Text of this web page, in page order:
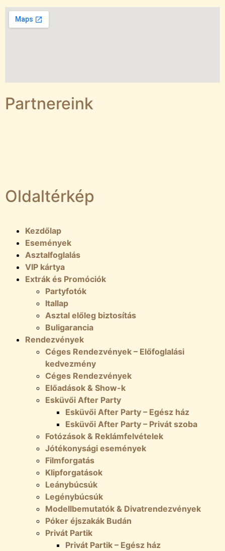
Partnereink
Oldaltérkép
Kezdőlap
Események
Asztalfoglalás
VIP kártya
Extrák és Promóciók
Partyfotók
Itallap
Asztal előleg biztosítás
Buligarancia
Rendezvények
Céges Rendezvények – Előfoglalási
kedvezmény
Céges Rendezvények
Előadások & Show-k
Esküvői After Party
Esküvői After Party – Egész ház
Esküvői After Party – Privát szoba
Fotózások & Reklámfelvételek
Jótékonysági események
Filmforgatás
Klipforgatások
Leánybúcsúk
Legénybúcsúk
Modellbemutatók & Divatrendezvények
Póker éjszakák Budán
Privát Partik
Privát Partik – Egész ház